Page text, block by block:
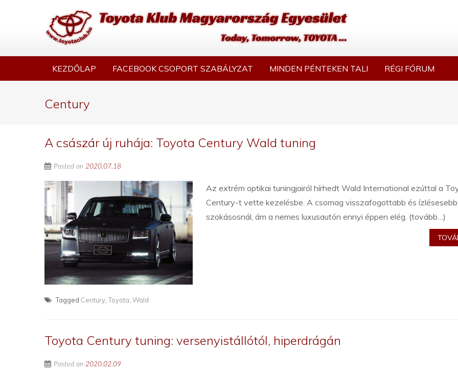
KEZDŐLAP FACEBOOK CSOPORT SZABÁLYZAT MINDEN PÉNTEKEN TALI RÉGI FÓRUM
Century
A császár új ruhája: Toyota Century Wald tuning
Posted on 2020.07.18
Az extrém optikai tuningjairól hírhedt Wald International ezúttal a
Century-t vette kezelésbe. A csomag visszafogottabb és
szokásosnál, ám a nemes luxusautón ennyi éppen elég. (tovább…)
Tagged Century,Toyota, Wald
Toyota Century tuning: versenyistállótól, hiperdrágán
Posted on 2020.02.09